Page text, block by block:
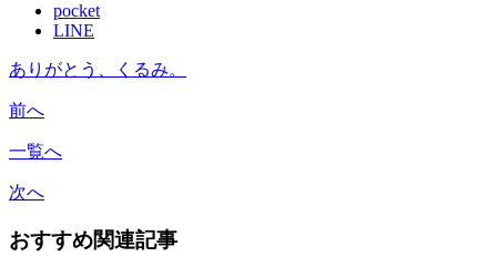
pocket
LINE
ありがとう、くるみ。
前へ
一覧へ
次へ
おすすめ関連記事